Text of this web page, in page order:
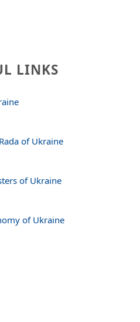
LINKS
of Ukraine
of Ukraine
of Ukraine